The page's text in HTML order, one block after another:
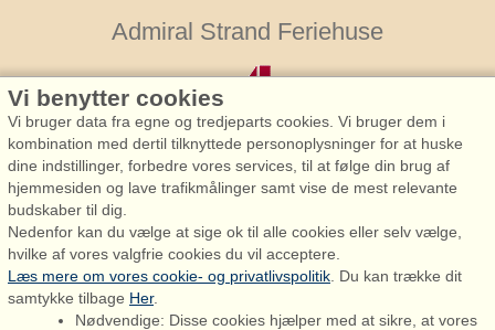
Admiral Strand Feriehuse
Houstrupvej 170, Lønne
6830 Nørre Nebel
booking@admiralstrand.com
+45 70 60 87 78
Vi benytter cookies
Vi bruger data fra egne og tredjeparts cookies. Vi bruger dem i
kombination med dertil tilknyttede personoplysninger for at huske
dine indstillinger, forbedre vores services, til at følge din brug af
hjemmesiden og lave trafikmålinger samt vise de mest relevante
budskaber til dig.
Nedenfor kan du vælge at sige ok til alle cookies eller selv vælge,
hvilke af vores valgfrie cookies du vil acceptere.
Læs mere om vores cookie- og privatlivspolitik . Du kan trække dit
samtykke tilbage Her.
Nødvendige: Disse cookies hjælper med at sikre, at vores